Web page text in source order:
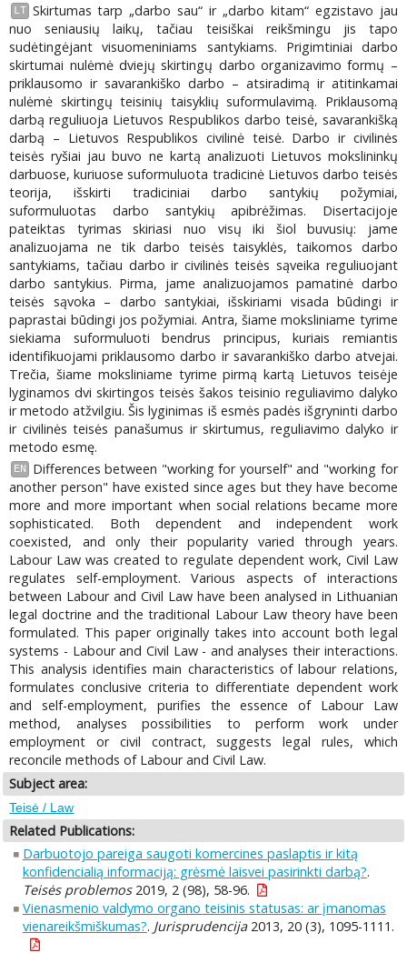
LT Skirtumas tarp „darbo sau“ ir „darbo kitam“ egzistavo jau
nuo seniausių laikų, tačiau teisiškai reikšmingu jis tapo
sudėtingėjant visuomeniniams santykiams. Prigimtiniai darbo
skirtumai nulėmė dviejų skirtingų darbo organizavimo formų –
priklausomo ir savarankiško darbo – atsiradimą ir atitinkamai
nulėmė skirtingų teisinių taisyklių suformulavimą. Priklausomą
darbą reguliuoja Lietuvos Respublikos darbo teisė, savarankišką
darbą – Lietuvos Respublikos civilinė teisė. Darbo ir civilinės
teisės ryšiai jau buvo ne kartą analizuoti Lietuvos mokslininkų
darbuose, kuriuose suformuluota tradicinė Lietuvos darbo teisės
teorija, išskirti tradiciniai darbo santykių požymiai,
suformuluotas darbo santykių apibrėžimas. Disertacijoje
pateiktas tyrimas skiriasi nuo visų iki šiol buvusių: jame
analizuojama ne tik darbo teisės taisyklės, taikomos darbo
santykiams, tačiau darbo ir civilinės teisės sąveika reguliuojant
darbo santykius. Pirma, jame analizuojamos pamatinė darbo
teisės sąvoka – darbo santykiai, išskiriami visada būdingi ir
paprastai būdingi jos požymiai. Antra, šiame moksliniame tyrime
siekiama suformuluoti bendrus principus, kuriais remiantis
identifikuojami priklausomo darbo ir savarankiško darbo atvejai.
Trečia, šiame moksliniame tyrime pirmą kartą Lietuvos teisėje
lyginamos dvi skirtingos teisės šakos teisinio reguliavimo dalyko
ir metodo atžvilgiu. Šis lyginimas iš esmės padės išgryninti darbo
ir civilinės teisės panašumus ir skirtumus, reguliavimo dalyko ir
metodo esmę.
EN
Differences between "working for yourself" and "working for
another person" have existed since ages but they have become
more and more important when social relations became more
sophisticated. Both dependent and independent work
coexisted, and only their popularity varied through years.
Labour Law was created to regulate dependent work, Civil Law
regulates self-employment. Various aspects of interactions
between Labour and Civil Law have been analysed in Lithuanian
legal doctrine and the traditional Labour Law theory have been
formulated. This paper originally takes into account both legal
systems - Labour and Civil Law - and analyses their interactions.
This analysis identifies main characteristics of labour relations,
formulates conclusive criteria to differentiate dependent work
and self-employment, purifies the essence of Labour Law
method, analyses possibilities to perform work under
employment or civil contract, suggests legal rules, which
reconcile methods of Labour and Civil Law.
Subject area:
Teisė / Law
Related Publications:
Darbuotojo pareiga saugoti komercines paslaptis ir kitą
konfidencialią informaciją: grėsmė laisvei pasirinkti darbą?.
Teisės problemos2019, 2 (98), 58-96.
Vienasmenio valdymo organo teisinis statusas: ar įmanomas
vienareikšmiškumas?. Jurisprudencija2013, 20 (3), 1095-1111.